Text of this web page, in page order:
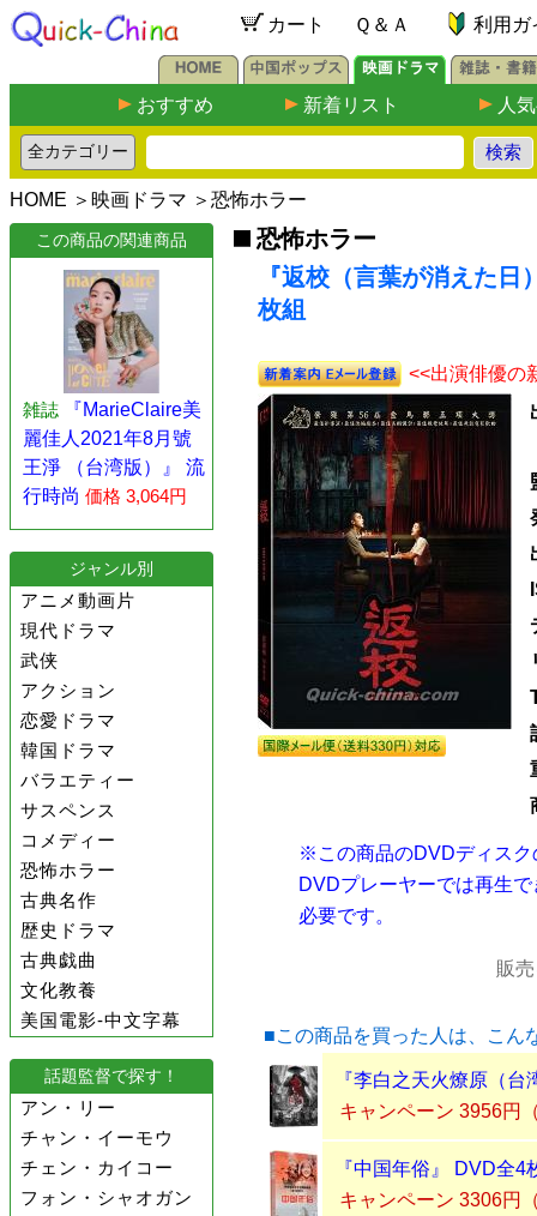
カート Ｑ＆Ａ 利用ガ
おすすめ 新着リスト 人
HOME ＞ 映画ドラマ ＞ 恐怖ホラー
この商品の関連商品
雑誌
『MarieClaire美
麗佳人2021年8月號
王淨 （台湾版）』 流
行時尚 価格 3,064円
ジャンル別
アニメ動画片
現代ドラマ
武侠
アクション
恋愛ドラマ
韓国ドラマ
バラエティー
サスペンス
コメディー
恐怖ホラー
古典名作
歴史ドラマ
古典戯曲
文化教養
美国電影-中文字幕
話題監督で探す！
アン・リー
チャン・イーモウ
チェン・カイコー
フォン・シャオガン
恐怖ホラー
『返校（言葉が消えた
枚組
<<出演俳優の
※この商品のDVDディスク
DVDプレーヤーでは再生
必要です。
販
■この商品を買った人は、こん
『李白之天火燎原（
キャンペーン 3956円
『中国年俗』 DVD全4
キャンペーン 3306円